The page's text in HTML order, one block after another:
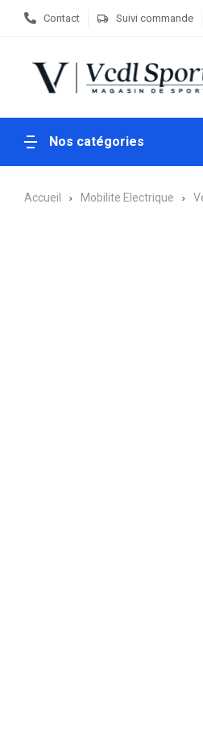
Contact Suivi commande
Nos catégories
Accueil Mobilite Electrique